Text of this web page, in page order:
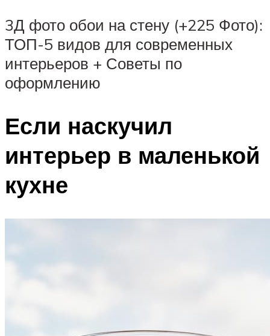
3Д фото обои на стену (+225 Фото):
ТОП-5 видов для современных
интерьеров + Советы по
оформлению
Если наскучил
интерьер в маленькой
кухне